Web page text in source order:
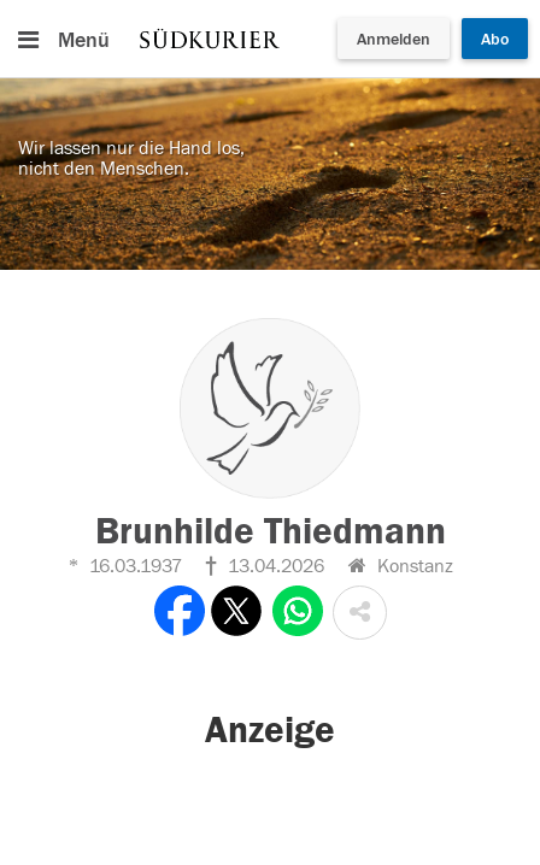
Menü Anmelden Abo
Wir lassen nur die Hand los,
nicht den Menschen.
Brunhilde Thiedmann
16.03.1937 13.04.2026 Konstanz
Anzeige